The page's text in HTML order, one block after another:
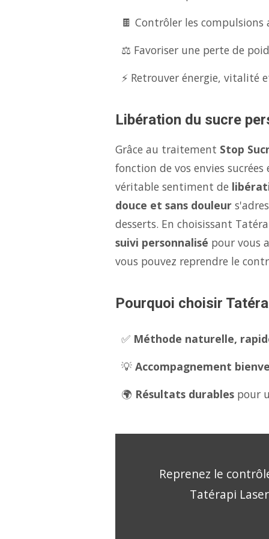
🍫 Contrôler les
⚖️ Favoriser une perte de
⚡ Retrouver énergie, vitalité
Libération du sucre
Grâce au traitement Stop
fonction de vos envies
véritable sentiment de
douce et sans douleur
desserts. En choisissant
suivi personnalisé pour vous
vous pouvez reprendre le
Pourquoi choisir
✅ Méthode naturelle,
💡 Accompagnement
🌍 Résultats durables pour
Reprenez le
Tatérapi